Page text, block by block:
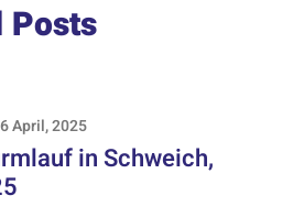
Posts
6 April, 2025
in Schweich,